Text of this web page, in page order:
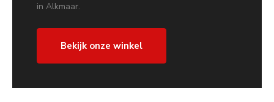
in Alkmaar.
Bekijk onze winkel